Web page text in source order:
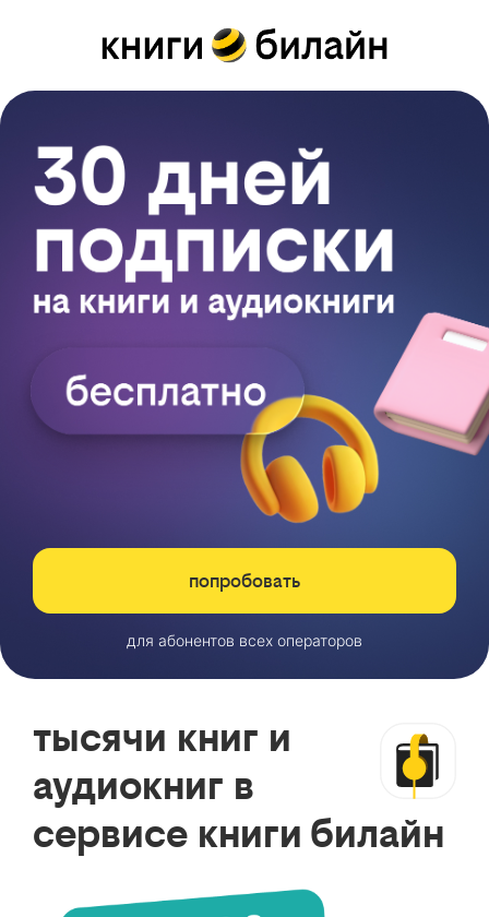
попробовать
для абонентов всех операторов
тысячи книг и
аудиокниг в
сервисе книги билайн